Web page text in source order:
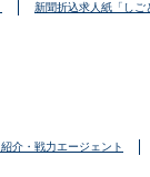
新聞折込求人紙「しご
介・戦力エージェント